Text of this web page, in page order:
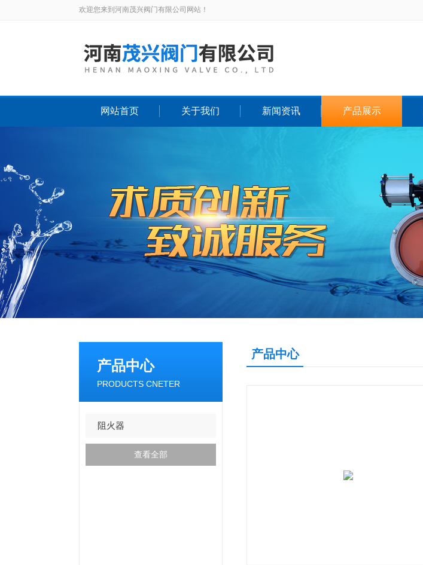
欢迎您来到河南茂兴阀门有限公司网站！
网站首页 关于我们 新闻资讯 产品展示
产品中心
PRODUCTS CNETER
阻火器
查看全部
产品中心